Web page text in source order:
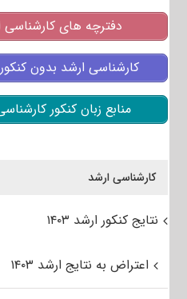
دفترچه های کارشناسی
کارشناسی ارشد بدون
منابع زبان کنکور
کارشناسی ارشد
نتایج کنکور ارشد ۱۴۰۳
اعتراض به نتایج ارشد ۱۴۰۳